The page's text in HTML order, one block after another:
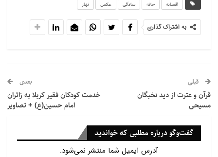
منبع: جهان
افسانه خانه سادگی عکس نهار
به اشتراک گذاری
قبلی
قرآن و عترت از دید نخبگان
مسیحی
بعدی
خدمت کودکان فقیر کربلا به زائران
امام حسین(ع) + تصاویر
گفت‌وگو درباره مطلبی که خواندید
آدرس ایمیل شما منتشر نمی‌شود.